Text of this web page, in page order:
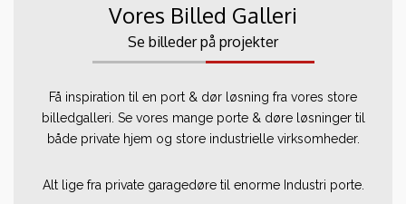
Vores Billed Galleri
Se billeder på projekter
Få inspiration til en port & dør løsning fra vores store
billedgalleri. Se vores mange porte & døre løsninger til
både private hjem og store industrielle virksomheder.
Alt lige fra private garagedøre til enorme Industri porte.